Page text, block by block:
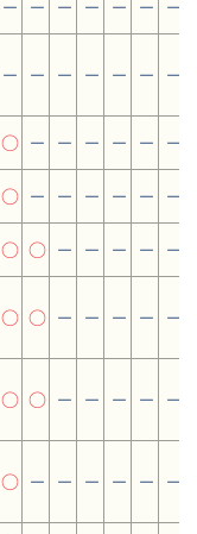
－ － － － － － －
－ － － － － － －
○ － － － － － －
○ － － － － － －
○ ○ － － － － －
○ ○ － － － － －
○ ○ － － － － －
○ － － － － － －